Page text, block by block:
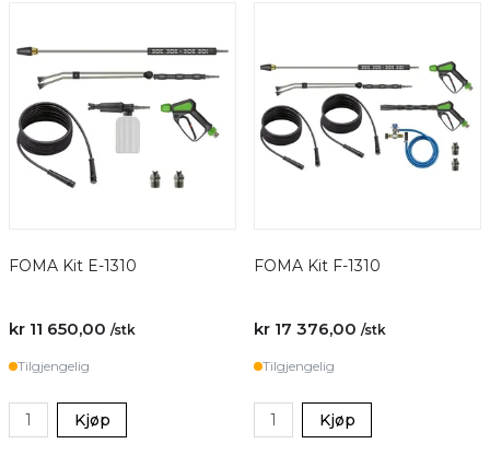
FOMA Kit E-1310
kr 11 650,00 /stk
Tilgjengelig
Kjøp
FOMA Kit F-1310
kr 17 376,00 /stk
Tilgjengelig
Kjøp